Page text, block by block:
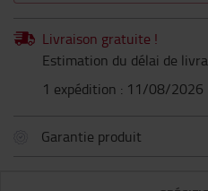
Livraison gratuite !
Estimation du délai de
1 expédition : 11/08/2026
Garantie produit